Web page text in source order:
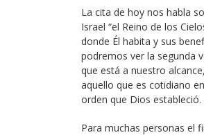
La cita de hoy nos habla
Israel “el Reino de los
donde Él habita y sus
podremos ver la segunda
que está a nuestro
aquello que es cotidiano
orden que Dios estableció.
Para muchas personas el